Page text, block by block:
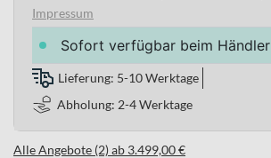
Impressum
Sofort verfügbar beim Händler
Lieferung: 5-10 Werktage
Abholung: 2-4 Werktage
Alle Angebote (2) ab 3.499,00 €